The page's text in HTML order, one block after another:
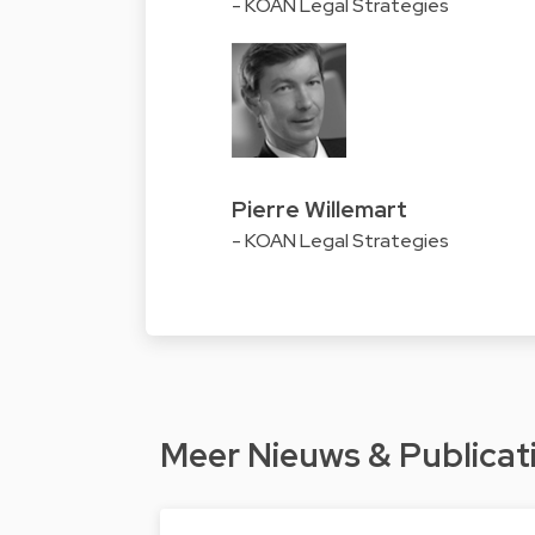
- KOAN Legal Strategies
Pierre Willemart
- KOAN Legal Strategies
Meer Nieuws &